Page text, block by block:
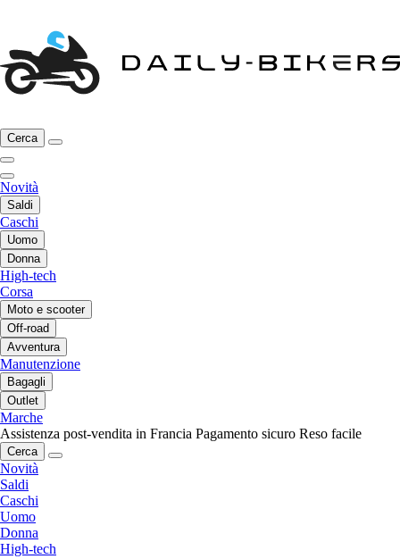
Cerca
Novità
Saldi
Caschi
Uomo
Donna
High-tech
Corsa
Moto e scooter
Off-road
Avventura
Manutenzione
Bagagli
Outlet
Marche
Assistenza post-vendita in Francia Pagamento sicuro Reso facile
Cerca
Novità
Saldi
Caschi
Uomo
Donna
High-tech